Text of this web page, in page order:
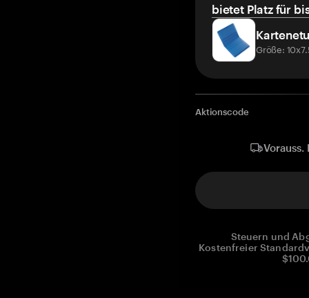
bietet Platz für
Größe:
Aktionscode
Steuern und
Kostenfreier